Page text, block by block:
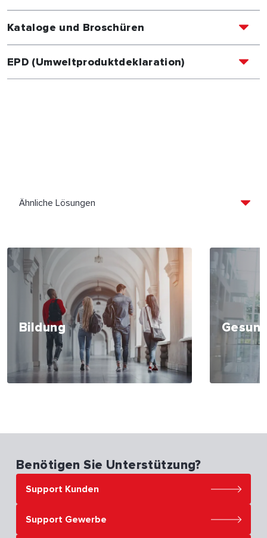
Kataloge und Broschüren
EPD (Umweltproduktdeklaration)
Bildung
Benötigen Sie Unterstützung?
Support Kunden
Support Gewerbe